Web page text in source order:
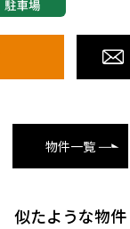
物件一覧
似たような物件